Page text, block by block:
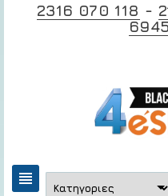
2316 070 118 -
view_headline